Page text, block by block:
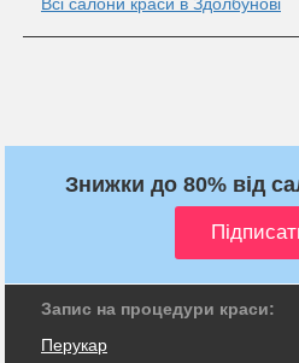
Знижки до 80% від
Запис на процедури краси:
Перукар